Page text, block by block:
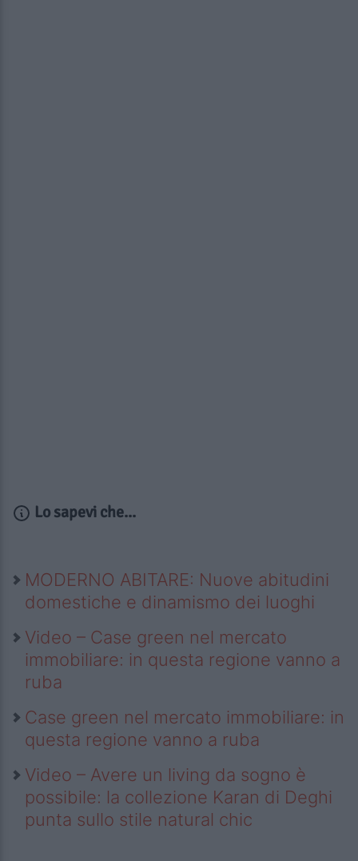
Lo sapevi che...
MODERNO ABITARE: Nuove abitudini
domestiche e dinamismo dei luoghi
Video – Case green nel mercato
immobiliare: in questa regione vanno a
ruba
Case green nel mercato immobiliare: in
questa regione vanno a ruba
Video – Avere un living da sogno è
possibile: la collezione Karan di Deghi
punta sullo stile natural chic